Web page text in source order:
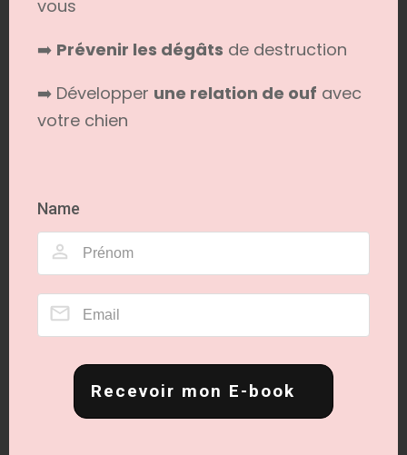
En cas d’exposition aux cyanobactéries
Premiers soins
Si vous suspectez que votre chien a été
rapidement peut être crucial pour sa
santé.
vous
➡️ Prévenir les dégâts de destruction
➡️ Développer une relation de ouf avec
votre chien
Name
Recevoir mon E-book